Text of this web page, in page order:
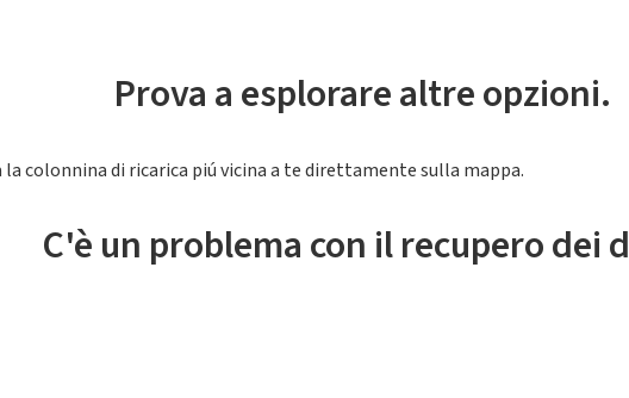
Prova a esplorare altre opzioni.
colonnina di ricarica piú vicina a te direttamente sulla mappa.
C'è un problema con il recupero dei